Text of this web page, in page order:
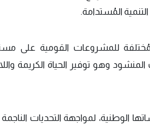
المُستدامة.
للمشروعات القومية على
وهو توفير الحياة الكريمة
الوطنية، لمواجهة التحديات